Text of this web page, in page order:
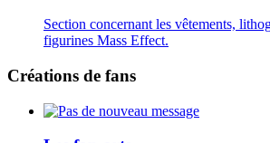
Section concernant les vêtements,
figurines Mass Effect.
Créations de fans